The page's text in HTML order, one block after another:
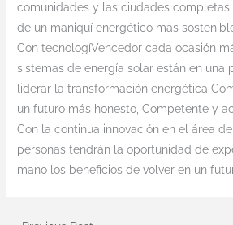
comunidades y las ciudades
de un maniquí energético más
Con tecnologíVencedor cada ocasión
sistemas de energía solar están en una
liderar la transformación energética
un futuro más honesto, Competente y
Con la continua innovación en el área
personas tendrán la oportunidad de
mano los beneficios de volver en un